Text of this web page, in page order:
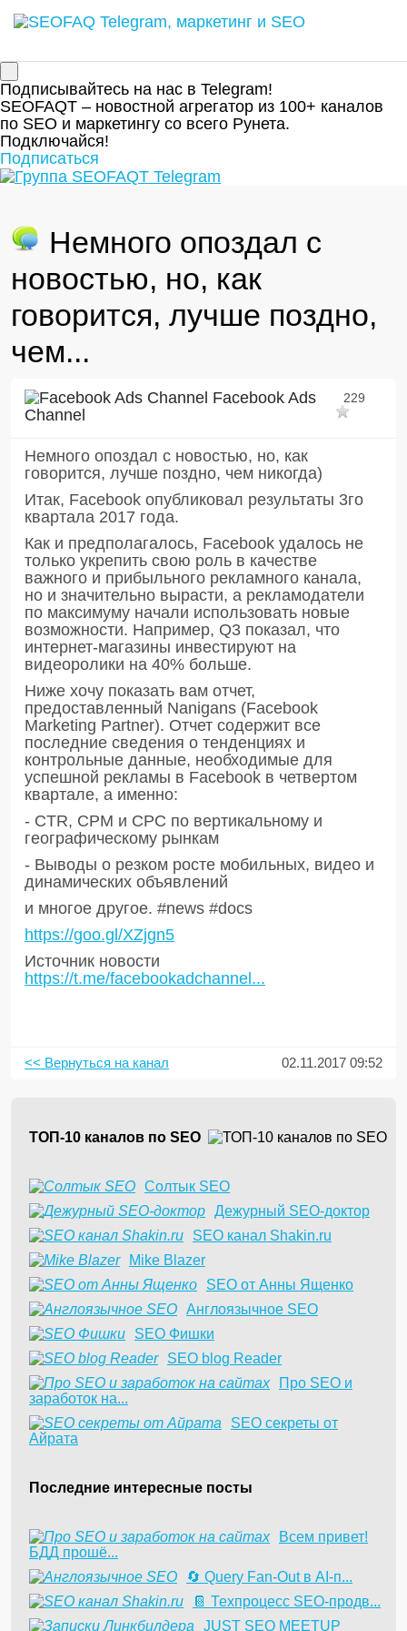
Подписывайтесь на нас в Telegram!
SEOFAQT – новостной агрегатор из 100+ каналов
по SEO и маркетингу со всего Рунета.
Подключайся!
Подписаться
Немного опоздал с
новостью, но, как
говорится, лучше поздно,
чем...
Facebook Ads
Channel
229
Немного опоздал с новостью, но, как
говорится, лучше поздно, чем никогда)
Итак, Facebook опубликовал результаты 3го
квартала 2017 года.
Как и предполагалось, Facebook удалось не
только укрепить свою роль в качестве
важного и прибыльного рекламного канала,
но и значительно вырасти, а рекламодатели
по максимуму начали использовать новые
возможности. Например, Q3 показал, что
интернет-магазины инвестируют на
видеоролики на 40% больше.
Ниже хочу показать вам отчет,
предоставленный Nanigans (Facebook
Marketing Partner). Отчет содержит все
последние сведения о тенденциях и
контрольные данные, необходимые для
успешной рекламы в Facebook в четвертом
квартале, а именно:
- CTR, CPM и CPC по вертикальному и
географическому рынкам
- Выводы о резком росте мобильных, видео и
динамических объявлений
и многое другое. #news #docs
https://goo.gl/XZjgn5
Источник новости
https://t.me/facebookadchannel...
<< Вернуться на канал 02.11.2017 09:52
ТОП-10 каналов по SEO
Солтык SEO
Дежурный SEO-доктор
SEO канал Shakin.ru
Mike Blazer
SEO от Анны Ященко
Англоязычное SEO
SEO Фишки
SEO blog Reader
Про SEO и
заработок на...
SEO секреты от
Айрата
Последние интересные посты
Всем привет!
БДД прошё...
🔄 Query Fan-Out в AI-п...
📔 Техпроцесс SEO-продв...
JUST SEO MEETUP